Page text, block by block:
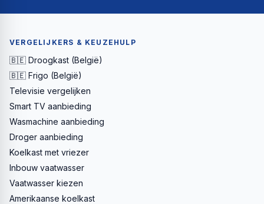
VERGELIJKERS & KEUZEHULP
🇧🇪 Droogkast (België)
🇧🇪 Frigo (België)
Televisie vergelijken
Smart TV aanbieding
Wasmachine aanbieding
Droger aanbieding
Koelkast met vriezer
Inbouw vaatwasser
Vaatwasser kiezen
Amerikaanse koelkast